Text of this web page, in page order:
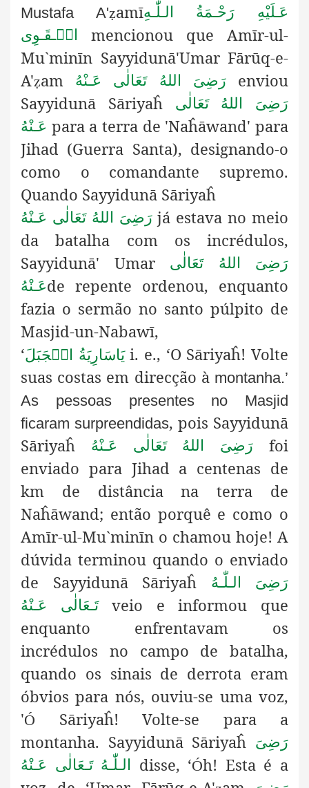
Mustafa A'ẓamīعَـلَيْهِ رَحْـمَةُ الـلّٰـهِ
الۡـقَـوِی
mencionou que Amīr-ul-
Mu`minīn Sayyidunā'Umar Fārūq-e-
A'ẓam رَضِىَ اللهُ تَعَالٰی عَـنْهُ
enviou
Sayyidunā Sāriyaĥ
رَضِىَ اللهُ تَعَالٰی
عَـنْهُ para a terra de 'Naĥāwand' para
Jihad (Guerra Santa), designando-o
como o comandante supremo.
Quando Sayyidunā Sāriyaĥ
رَضِىَ اللهُ تَعَالٰی عَـنْهُ já estava no meio
da batalha com os incrédulos,
Sayyidunā' Umar
رَضِىَ اللهُ تَعَالٰی
عَـنْهُde repente ordenou, enquanto
fazia o sermão no santo púlpito de
Masjid-un-Nabawī,
‘يَاسَارِيَةُ الۡجَبَلَi. e., ‘O Sāriyaĥ! Volte
suas costas em direcção à montanha.’
As pessoas presentes no Masjid
ficaram surpreendidas, pois Sayyidunā
Sāriyaĥ
رَضِىَ اللهُ تَعَالٰی عَـنْهُ
foi
enviado para Jihad a centenas de
km de distância na terra de
Naĥāwand; então porquê e como o
Amīr-ul-Mu`minīn o chamou hoje! A
dúvida terminou quando o enviado
de Sayyidunā Sāriyaĥ
رَضِىَ الـلّٰـهُ
تَـعَالٰی عَـنْهُveio e informou que
enquanto enfrentavam os
incrédulos no campo de batalha,
quando os sinais de derrota eram
óbvios para nós, ouviu-se uma voz,
'Ó
Sāriyaĥ! Volte-se para a
montanha. Sayyidunā Sāriyaĥ رَضِىَ
الـلّٰـهُ تَـعَالٰی عَـنْهُ disse, ‘Óh! Esta é a